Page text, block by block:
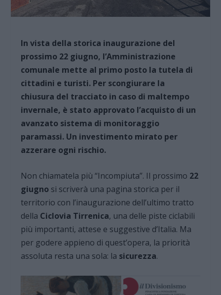
In vista della storica inaugurazione del
prossimo 22 giugno, l’Amministrazione
comunale mette al primo posto la tutela di
cittadini e turisti. Per scongiurare la
chiusura del tracciato in caso di maltempo
invernale, è stato approvato l’acquisto di un
avanzato sistema di monitoraggio
paramassi. Un investimento mirato per
azzerare ogni rischio.
Non chiamatela più “Incompiuta”. Il prossimo 22
giugno si scriverà una pagina storica per il
territorio con l’inaugurazione dell’ultimo tratto
della Ciclovia Tirrenica, una delle piste ciclabili
più importanti, attese e suggestive d’Italia. Ma
per godere appieno di quest’opera, la priorità
assoluta resta una sola: la sicurezza.